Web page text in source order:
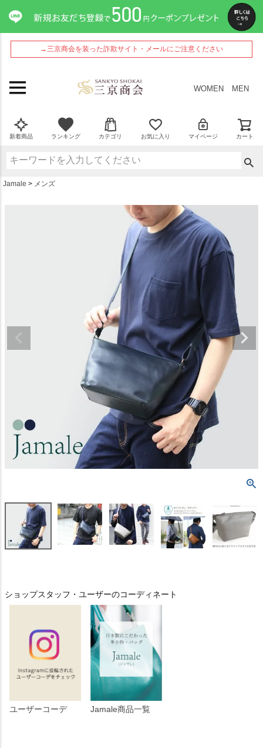
→三京商会を装った詐欺サイト・メールにご注意ください
WOMEN MEN
新着商品 ランキング カテゴリ お気に入り マイページ カート
Jamale メンズ
ショップスタッフ・ユーザーのコーディネート
ユーザーコーデ Jamale商品一覧
ペー
ジト
ップ
へ